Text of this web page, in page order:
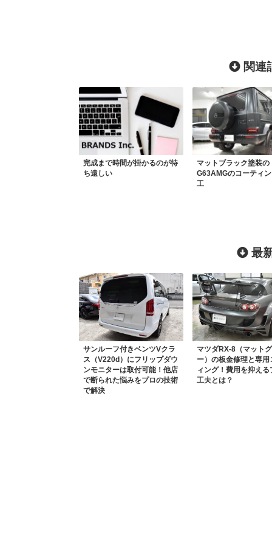
関連
完成まで時間が掛かるのが待
ち遠しい
マットブラック塗装の
G63AMGのコーティ
工
最
サンルーフ付きベンツVクラ
ス（V220d）にフリップダウ
ンモニターは取付可能！他店
で断られた悩みをプロの技術
で解決
マツダRX-8（マット
ー）の板金修理と専用
ィング！費用を抑える
工夫とは？